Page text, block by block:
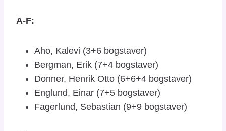
A-F:
Aho, Kalevi (3+6 bogstaver)
Bergman, Erik (7+4 bogstaver)
Donner, Henrik Otto (6+6+4 bogstaver)
Englund, Einar (7+5 bogstaver)
Fagerlund, Sebastian (9+9 bogstaver)